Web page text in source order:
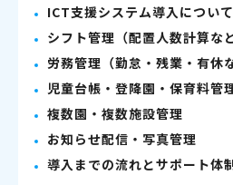
ICT支援システム導入について
シフト管理（配置人数計算など
労務管理（勤怠・残業・有休
児童台帳・登降園・保育料管
複数園・複数施設管理
お知らせ配信・写真管理
導入までの流れとサポート体